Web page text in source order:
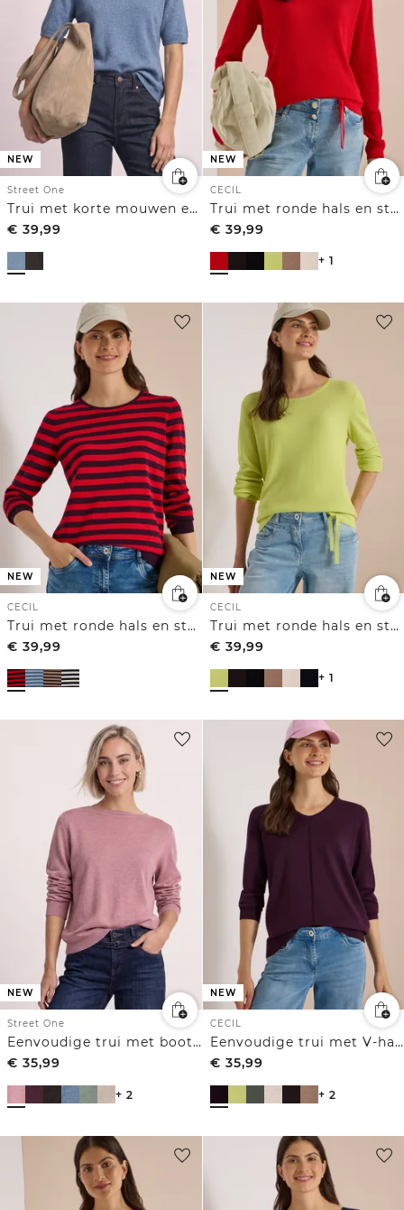
NEW
Street One
Trui met korte mouwen en contrasterende details
€ 39,99
NEW
CECIL
Trui met ronde hals en structuur
€ 39,99
+ 1
NEW
CECIL
Trui met ronde hals en strepen
€ 39,99
NEW
CECIL
Trui met ronde hals en structuur
€ 39,99
+ 1
NEW
Street One
Eenvoudige trui met boothals
€ 35,99
+ 2
NEW
CECIL
Eenvoudige trui met V-hals in effen kleur
€ 35,99
+ 2